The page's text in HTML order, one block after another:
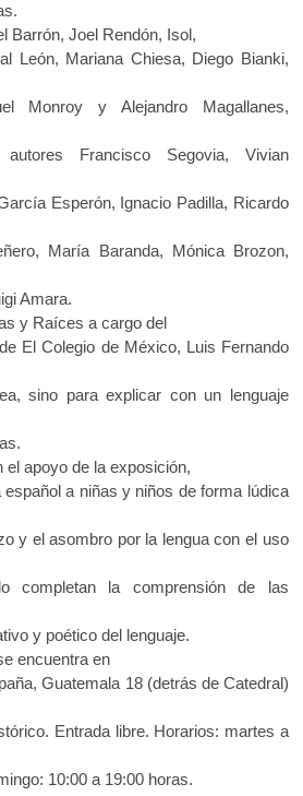
Barrón, Joel Rendón, Isol,
León, Mariana Chiesa, Diego Bianki,
Monroy y Alejandro Magallanes,
autores Francisco Segovia, Vivian
Esperón, Ignacio Padilla, Ricardo
María Baranda, Mónica Brozon,
Amara.
y Raíces a cargo del
El Colegio de México, Luis Fernando
sino para explicar con un lenguaje
el apoyo de la exposición,
a niñas y niños de forma lúdica
y el asombro por la lengua con el uso
completan la comprensión de las
y poético del lenguaje.
encuentra en
Guatemala 18 (detrás de Catedral)
Entrada libre. Horarios: martes a
10:00 a 19:00 horas.